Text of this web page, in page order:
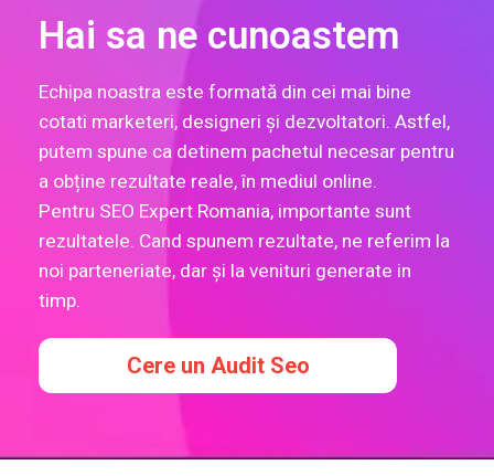
Hai sa ne cunoastem
Echipa noastra este formată din cei mai bine
cotati marketeri, designeri și dezvoltatori. Astfel,
putem spune ca detinem pachetul necesar pentru
a obține rezultate reale, în mediul online.
Pentru SEO Expert Romania, importante sunt
rezultatele. Cand spunem rezultate, ne referim la
noi parteneriate, dar și la venituri generate in
timp.
Cere un Audit Seo